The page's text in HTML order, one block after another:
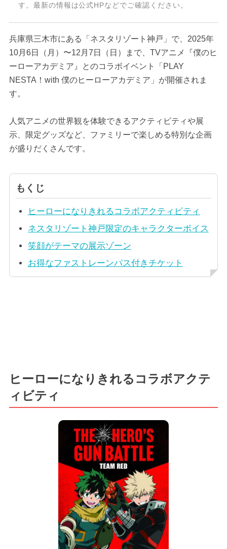
す。最新の情報は公式HPなどでご確認ください。
兵庫県三木市にある「ネスタリゾート神戸」で、2025年
10月6日（月）〜12月7日（日）まで、TVアニメ『僕のヒ
ーローアカデミア』とのコラボイベント「PLAY
NESTA！with 僕のヒーローアカデミア」が開催されま
す。
人気アニメの世界観を体験できるアクティビティや展
示、限定グッズなど、ファミリーで楽しめる特別な企画
が盛りだくさんです。
もくじ
ヒーローになりきれるコラボアクティビティ
ネスタリゾート神戸限定のキャラクターボイス
笑顔がテーマの展示ゾーン
お得なファストレーンパス付きチケット
ヒーローになりきれるコラボアクテ
ィビティ